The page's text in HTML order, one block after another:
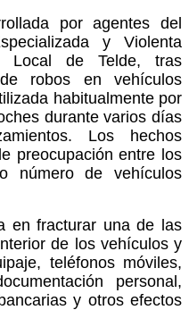
por agentes del
y Violenta
Local de Telde, tras
robos en vehículos
habitualmente por
durante varios días
Los hechos
preocupación entre los
número de vehículos
en fracturar una de las
de los vehículos y
teléfonos móviles,
personal,
y otros efectos